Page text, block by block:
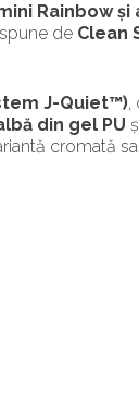
Rainbow
de Clean
J-Quiet™),
din gel PU
cromată